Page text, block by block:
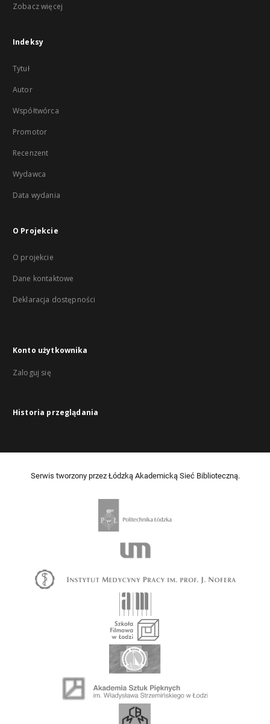
Zobacz więcej
Indeksy
Tytuł
Autor
Współtwórca
Promotor
Recenzent
Wydawca
Data wydania
O Projekcie
O projekcie
Dane kontaktowe
Deklaracja dostępności
Konto użytkownika
Zaloguj się
Historia przeglądania
Serwis tworzony przez Łódzką Akademicką Sieć Biblioteczną.